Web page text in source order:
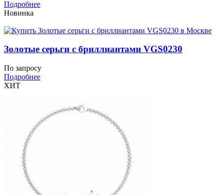
Подробнее
Новинка
Золотые серьги с бриллиантами VGS0230
По запросу
Подробнее
ХИТ